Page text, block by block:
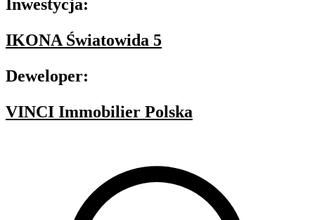
Inwestycja:
IKONA Światowida 5
Deweloper:
VINCI Immobilier Polska